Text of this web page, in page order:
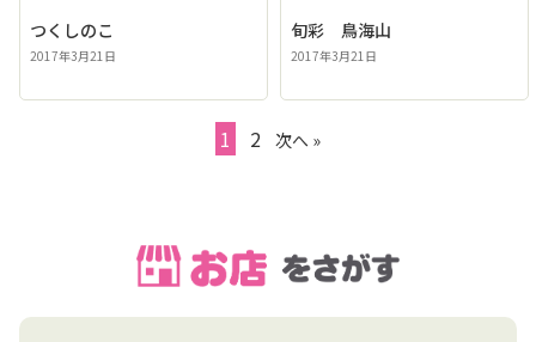
つくしのこ
2017年3月21日
旬彩 鳥海山
2017年3月21日
1 2 次へ »